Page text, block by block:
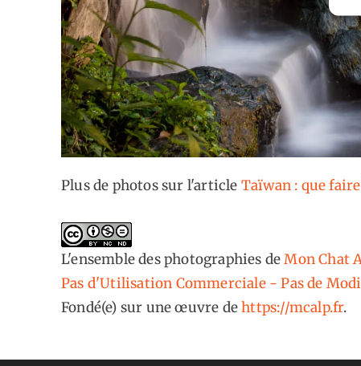
Plus de photos sur l'article Taïwan : que
L'ensemble des photographies deMon Chat
Pas d'Utilisation Commerciale - Pas de
Fondé(e) sur une œuvre dehttps://mcalp.fr.